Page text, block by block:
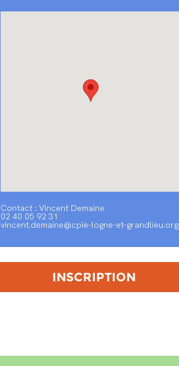
Contact : Vincent Demaine
02 40 05 92 31
vincent.demaine@cpie-logne-et-grandlieu.org
INSCRIPTION